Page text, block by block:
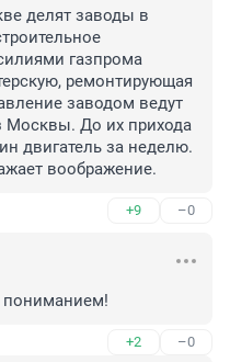
делят заводы в
газпрома
ремонтирующая
заводом ведут
Москвы. До их прихода
двигатель за неделю.
воображение.
+9 –0
пониманием!
+2 –0